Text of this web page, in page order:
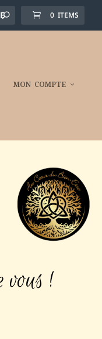
0 ITEMS
MON COMPTE
vous !